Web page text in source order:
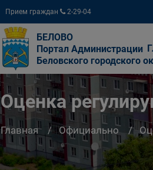
Прием граждан 2-29-04
БЕЛОВО
Портал Администрации
Беловского городского
Оценка
Главная Официально